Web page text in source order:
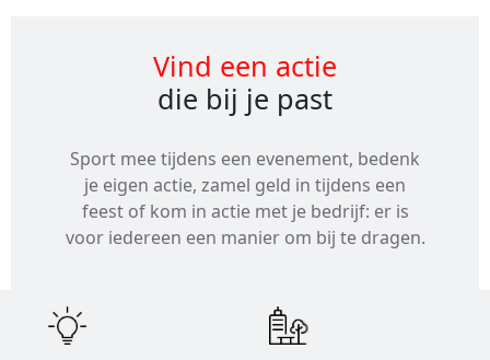
Vind een actie
die bij je past
Sport mee tijdens een evenement, bedenk
je eigen actie, zamel geld in tijdens een
feest of kom in actie met je bedrijf: er is
voor iedereen een manier om bij te dragen.